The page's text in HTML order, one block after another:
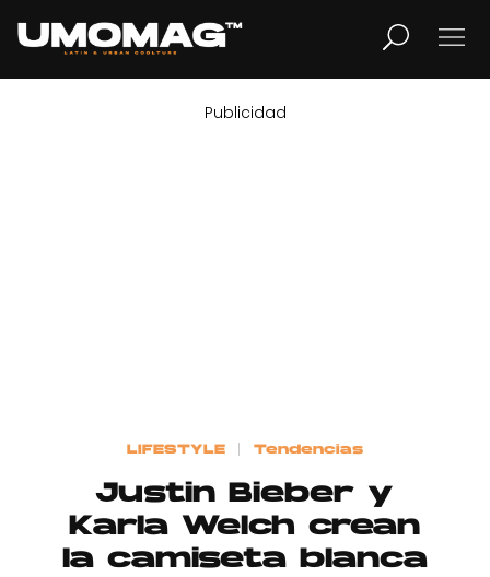
LIFESTYLE
Contacto
Publicidad
LIFESTYLE Tendencias
Justin Bieber y
Karla Welch crean
la camiseta blanca